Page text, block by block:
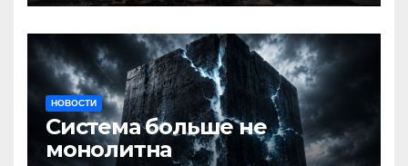
НОВОСТИ
Система больше не
монолитна